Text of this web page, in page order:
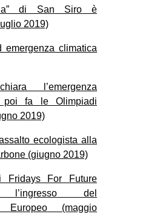
di San Siro è
2019)
emergenza climatica
l’emergenza
poi fa le Olimpiadi
2019)
ecologista alla
(giugno 2019)
Fridays For Future
l’ingresso del
Europeo (maggio